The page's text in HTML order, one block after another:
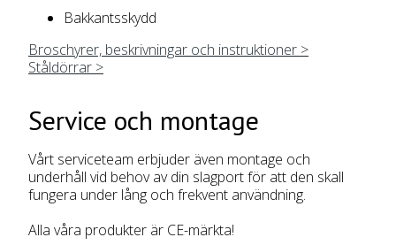
Bakkantsskydd
Broschyrer, beskrivningar och instruktioner >
Ståldörrar >
Service och montage
Vårt serviceteam erbjuder även montage och
underhåll vid behov av din slagport för att den skall
fungera under lång och frekvent användning.
Alla våra produkter är CE-märkta!